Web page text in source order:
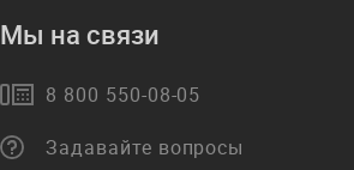
Мы на связи
8 800 550-08-05
Задавайте вопросы